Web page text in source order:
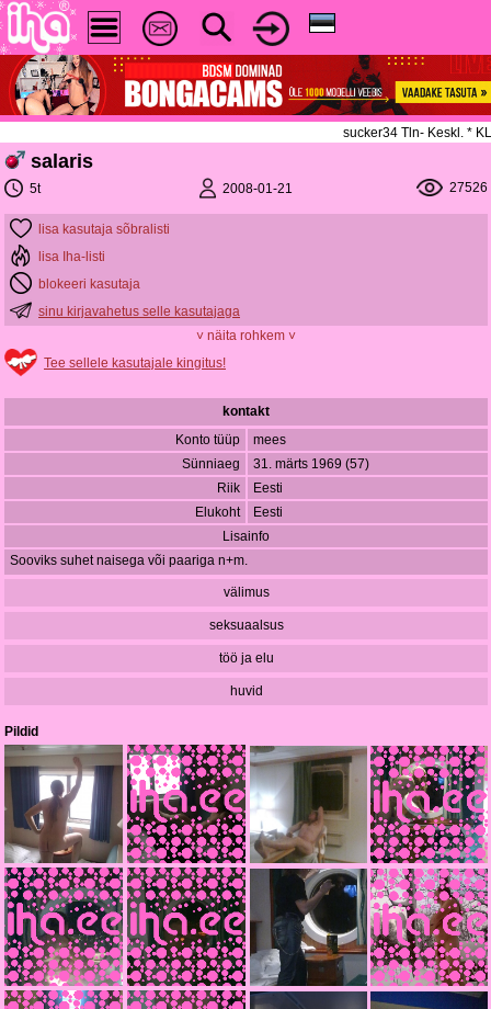
sucker34 Tln- Keskl. *
salaris
5t 2008-01-21 27526
lisa kasutaja sõbralisti
lisa Iha-listi
blokeeri kasutaja
sinu kirjavahetus selle kasutajaga
˅ näita rohkem ˅
Tee sellele kasutajale kingitus!
kontakt
Konto tüüp
mees
Sünniaeg
31. märts 1969 (57)
Riik
Eesti
Elukoht
Eesti
Lisainfo
Sooviks suhet naisega või paariga n+m.
välimus
seksuaalsus
töö ja elu
huvid
Pildid